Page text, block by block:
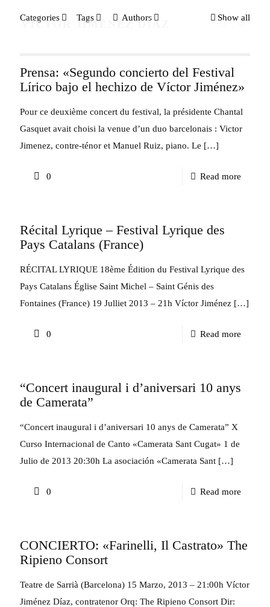
VÍCTOR JIMÉNEZ DÍAZ
Categories Tags Authors Show all
Prensa: «Segundo concierto del Festival
Lírico bajo el hechizo de Víctor Jiménez»
Pour ce deuxième concert du festival, la présidente Chantal
Gasquet avait choisi la venue d’un duo barcelonais : Victor
Jimenez, contre-ténor et Manuel Ruiz, piano. Le […]
0 Read more
Festival
bajo
Récital Lyrique – Festival Lyrique des
Pays Catalans (France)
RÉCITAL LYRIQUE 18ème Édition du Festival Lyrique des
Pays Catalans Église Saint Michel – Saint Génis des
Fontaines (France) 19 Julliet 2013 – 21h Víctor Jiménez […]
0 Read more
“Concert inaugural i d’aniversari 10 anys
de Camerata”
“Concert inaugural i d’aniversari 10 anys de Camerata” X
Curso Internacional de Canto «Camerata Sant Cugat» 1 de
Julio de 2013 20:30h La asociación «Camerata Sant […]
0 Read more
i
10
CONCIERTO: «Farinelli, Il Castrato» The
Ripieno Consort
Teatre de Sarrià (Barcelona) 15 Marzo, 2013 – 21:00h Víctor
Jiménez Díaz, contratenor Orq: The Ripieno Consort Dir: